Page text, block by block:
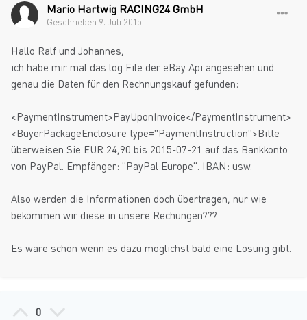
Mario Hartwig RACING24 GmbH
Geschrieben 9. Juli 2015
Hallo Ralf und Johannes,
ich habe mir mal das log File der eBay Api angesehen und
genau die Daten für den Rechnungskauf gefunden:
<PaymentInstrument>PayUponInvoice</PaymentInstrument>
<BuyerPackageEnclosure type="PaymentInstruction">Bitte
überweisen Sie EUR 24,90 bis 2015-07-21 auf das Bankkonto
von PayPal. Empfänger: "PayPal Europe". IBAN: usw.
Also werden die Informationen doch übertragen, nur wie
bekommen wir diese in unsere Rechungen???
Es wäre schön wenn es dazu möglichst bald eine Lösung gibt.
0